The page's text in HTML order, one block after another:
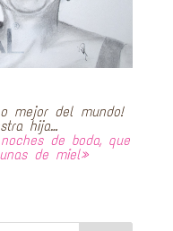
mejor del mundo!
hija…
de boda, que
de miel»